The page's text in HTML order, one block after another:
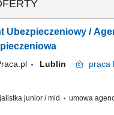
Ubezpieczeniowy /
Lublin praca
junior / mid
umowa